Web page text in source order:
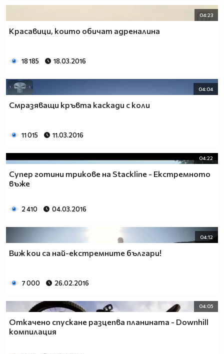
04:23
Красавици, които обичат адреналина
18 185 18.03.2016
04:04
Смразяващи кръвта каскади с коли
11 015 11.03.2016
04:22
Супер готини трикове на Stackline - Екстремното
въже
2 410 04.03.2016
04:12
Виж кои са най-екстремните българи!
7 000 26.02.2016
04:05
Откачено спускане разцепва планината - Downhill
компилация